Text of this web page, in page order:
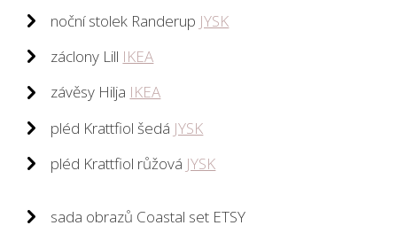
noční stolek Randerup JYSK
záclony Lill IKEA
závěsy Hilja IKEA
pléd Krattfiol šedá JYSK
pléd Krattfiol růžová JYSK
sada obrazů Coastal set ETSY